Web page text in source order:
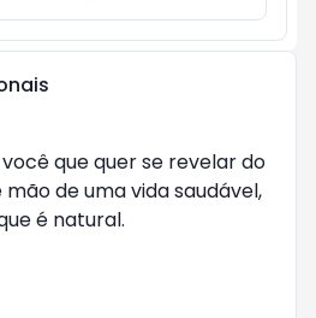
que quer se revelar do
de uma vida saudável,
é natural.